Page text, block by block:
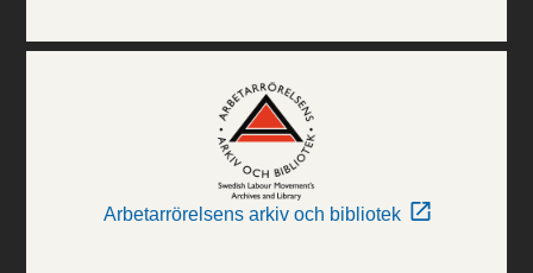
Arbetarrörelsens arkiv och bibliotek